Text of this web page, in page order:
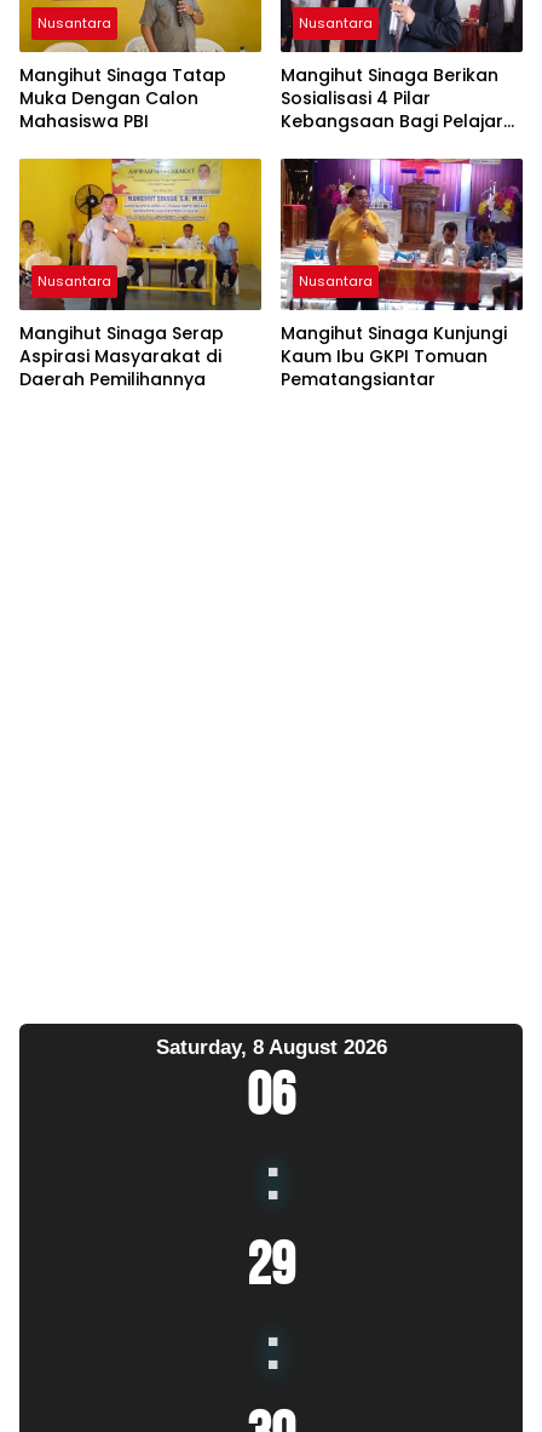
Nusantara
Mangihut Sinaga Tatap
Muka Dengan Calon
Mahasiswa PBI
Nusantara
Mangihut Sinaga Berikan
Sosialisasi 4 Pilar
Kebangsaan Bagi Pelajar
Nusantara
Mangihut Sinaga Serap
Aspirasi Masyarakat di
Daerah Pemilihannya
Nusantara
Mangihut Sinaga Kunjungi
Kaum Ibu GKPI Tomuan
Pematangsiantar
Saturday, 8 August 2026
06
:
29
: